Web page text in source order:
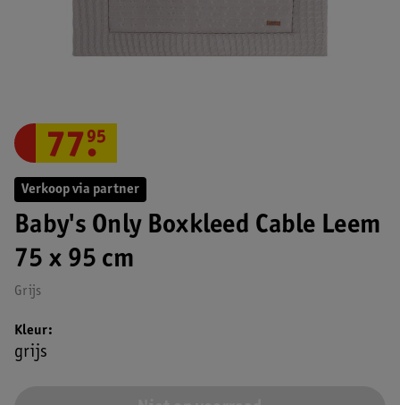
Verkoop via partner
Baby's Only Boxkleed Cable Leem
75 x 95 cm
Grijs
77.
95
Kleur
grijs